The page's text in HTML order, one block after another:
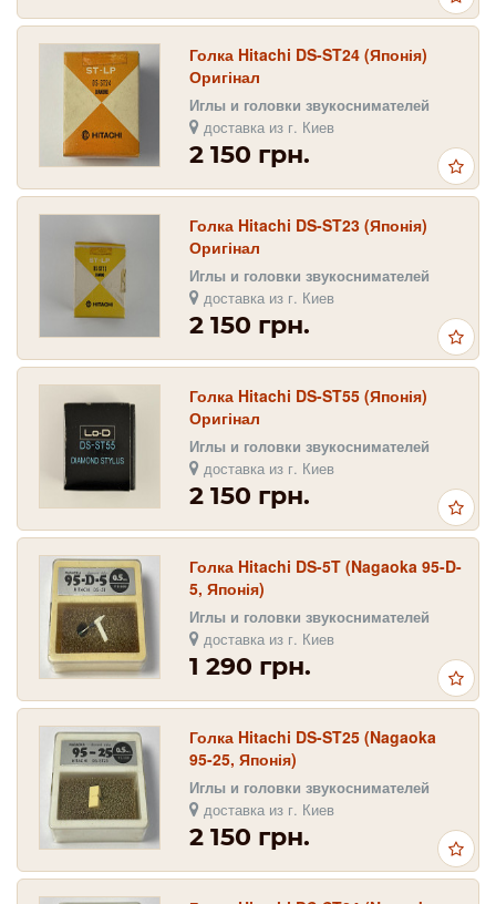
Голка Hitachi DS-ST24 (Японія)
Оригінал
Иглы и головки звукоснимателей
доставка из г. Киев
2 150 грн.
Голка Hitachi DS-ST23 (Японія)
Оригінал
Иглы и головки звукоснимателей
доставка из г. Киев
2 150 грн.
Голка Hitachi DS-ST55 (Японія)
Оригінал
Иглы и головки звукоснимателей
доставка из г. Киев
2 150 грн.
Голка Hitachi DS-5T (Nagaoka 95-D-
5, Японія)
Иглы и головки звукоснимателей
доставка из г. Киев
1 290 грн.
Голка Hitachi DS-ST25 (Nagaoka
95-25, Японія)
Иглы и головки звукоснимателей
доставка из г. Киев
2 150 грн.